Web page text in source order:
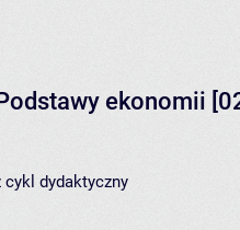
ekonomii
cykl dydaktyczny